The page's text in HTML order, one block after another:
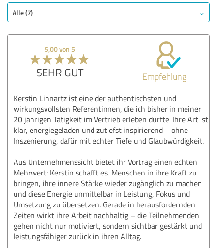
Alle (7)
5,00 von 5
SEHR GUT Empfehlung
Kerstin Linnartz ist eine der authentischsten und
wirkungsvollsten Referentinnen, die ich bisher in meiner
20 jährigen Tätigkeit im Vertrieb erleben durfte. Ihre Art ist
klar, energiegeladen und zutiefst inspirierend – ohne
Inszenierung, dafür mit echter Tiefe und Glaubwürdigkeit.
Aus Unternehmenssicht bietet ihr Vortrag einen echten
Mehrwert: Kerstin schafft es, Menschen in ihre Kraft zu
bringen, ihre innere Stärke wieder zugänglich zu machen
und diese Energie unmittelbar in Leistung, Fokus und
Umsetzung zu übersetzen. Gerade in herausfordernden
Zeiten wirkt ihre Arbeit nachhaltig – die Teilnehmenden
gehen nicht nur motiviert, sondern sichtbar gestärkt und
leistungsfähiger zurück in ihren Alltag.